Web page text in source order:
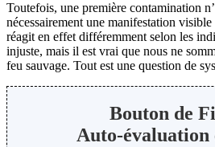
Toutefois, une première contamination
nécessairement une manifestation
réagit en effet différemment selon les
injuste, mais il est vrai que nous ne
feu sauvage. Tout est une question de
Bouton de
Auto-évaluation